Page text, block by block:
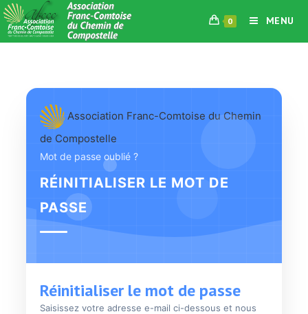
Skip
to
content
0 MENU
Association Franc-Comtoise du Chemin
de Compostelle
Mot de passe oublié ?
RÉINITIALISER LE MOT DE
PASSE
Réinitialiser le mot de passe
Saisissez votre adresse e-mail ci-dessous et nous